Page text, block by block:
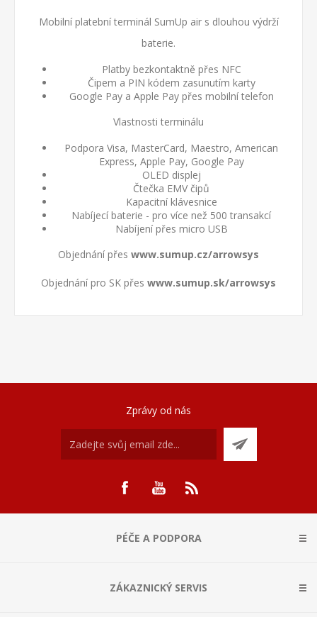
Mobilní platební terminál SumUp air s dlouhou výdrží
baterie.
Platby bezkontaktně přes NFC
Čipem a PIN kódem zasunutím karty
Google Pay a Apple Pay přes mobilní telefon
Vlastnosti terminálu
Podpora Visa, MasterCard, Maestro, American
Express, Apple Pay, Google Pay
OLED displej
Čtečka EMV čipů
Kapacitní klávesnice
Nabíjecí baterie - pro více než 500 transakcí
Nabíjení přes micro USB
Objednání přes www.sumup.cz/arrowsys
Objednání pro SK přes www.sumup.sk/arrowsys
Zprávy od nás
PÉČE A PODPORA
ZÁKAZNICKÝ SERVIS